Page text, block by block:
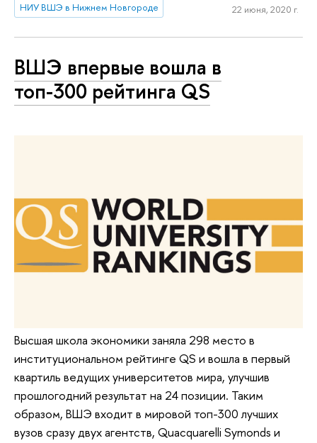
НИУ ВШЭ в Нижнем Новгороде 22 июня, 2020 г.
ВШЭ впервые вошла в
топ-300 рейтинга QS
Высшая школа экономики заняла 298 место в
институциональном рейтинге QS и вошла в первый
квартиль ведущих университетов мира, улучшив
прошлогодний результат на 24 позиции. Таким
образом, ВШЭ входит в мировой топ-300 лучших
вузов сразу двух агентств, Quacquarelli Symonds и